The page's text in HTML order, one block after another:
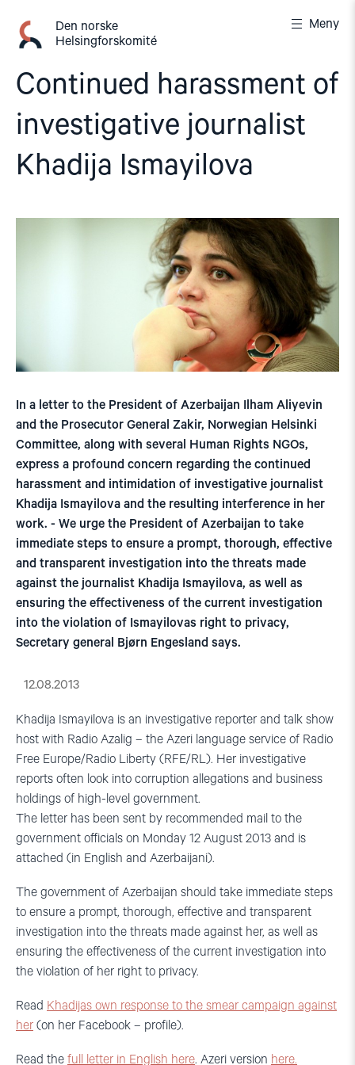
innhold
Den norske
Helsingforskomité
Meny
Continued harassment of
investigative journalist
Khadija Ismayilova
In a letter to the President of Azerbaijan Ilham Aliyevin
and the Prosecutor General Zakir, Norwegian Helsinki
Committee, along with several Human Rights NGOs,
express a profound concern regarding the continued
harassment and intimidation of investigative journalist
Khadija Ismayilova and the resulting interference in her
work. - We urge the President of Azerbaijan to take
immediate steps to ensure a prompt, thorough, effective
and transparent investigation into the threats made
against the journalist Khadija Ismayilova, as well as
ensuring the effectiveness of the current investigation
into the violation of Ismayilovas right to privacy,
Secretary general Bjørn Engesland says.
12.08.2013
Khadija Ismayilova is an investigative reporter and talk show
host with Radio Azalig – the Azeri language service of Radio
Free Europe/Radio Liberty (RFE/RL). Her investigative
reports often look into corruption allegations and business
holdings of high-level government.
The letter has been sent by recommended mail to the
government officials on Monday 12 August 2013 and is
attached (in English and Azerbaijani).
The government of Azerbaijan should take immediate steps
to ensure a prompt, thorough, effective and transparent
investigation into the threats made against her, as well as
ensuring the effectiveness of the current investigation into
the violation of her right to privacy.
Read Khadijas own response to the smear campaign against
her (on her Facebook – profile).
Read the full letter in English here. Azeri version here.